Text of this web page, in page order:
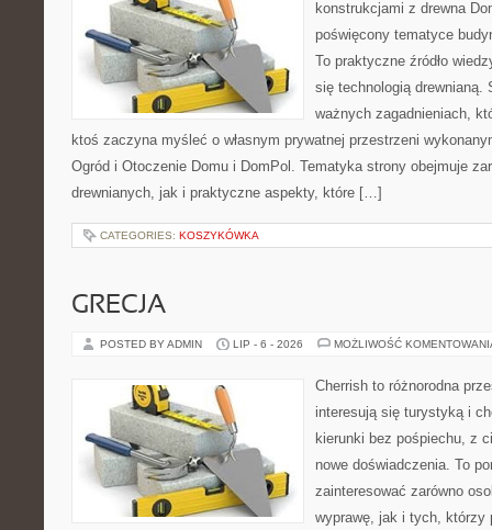
konstrukcjami z drewna
poświęcony tematyce
To praktyczne źródło
się technologią drewnianą.
ważnych zagadnieniach,
ktoś zaczyna myśleć o własnym prywatnej przestrzeni
Ogród i Otoczenie Domu i DomPol. Tematyka strony obejmuje
drewnianych, jak i praktyczne aspekty, które […]
CATEGORIES: KOSZYKÓWKA
GRECJA
POSTED BY ADMIN LIP - 6 - 2026 MOŻLIWOŚĆ
Cherrish to różnorodna
interesują się turystyką i
kierunki bez pośpiechu, z
nowe doświadczenia. To
zainteresować zarówno
wyprawę, jak i tych, którzy